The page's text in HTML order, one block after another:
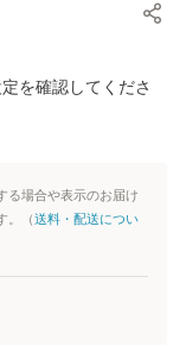
を確認してくださ
る場合や表示のお届け
。（送料・配送につい